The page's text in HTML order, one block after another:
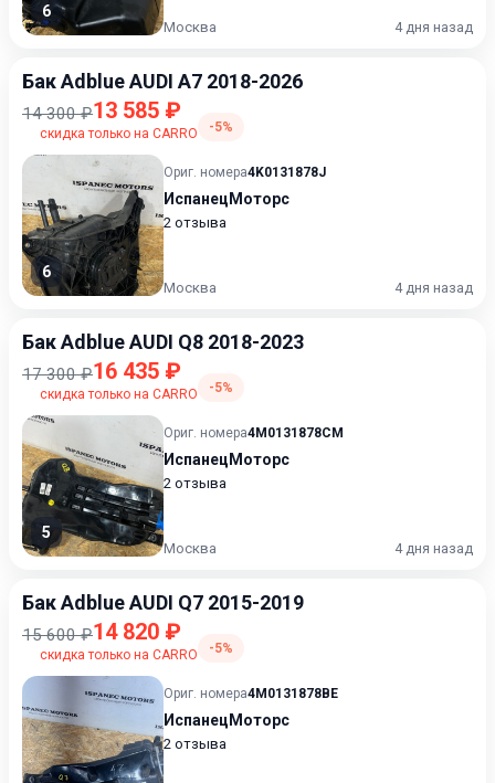
6
Москва 4 дня назад
Бак Adblue AUDI A7 2018-2026
14 300 ₽13 585 ₽
скидка только на CARRO -5%
6
Ориг. номера4K0131878J
ИспанецМоторс
2 отзыва
Москва 4 дня назад
Бак Adblue AUDI Q8 2018-2023
17 300 ₽16 435 ₽
скидка только на CARRO -5%
5
Ориг. номера4M0131878CM
ИспанецМоторс
2 отзыва
Москва 4 дня назад
Бак Adblue AUDI Q7 2015-2019
15 600 ₽14 820 ₽
скидка только на CARRO -5%
Ориг. номера4M0131878BE
ИспанецМоторс
2 отзыва